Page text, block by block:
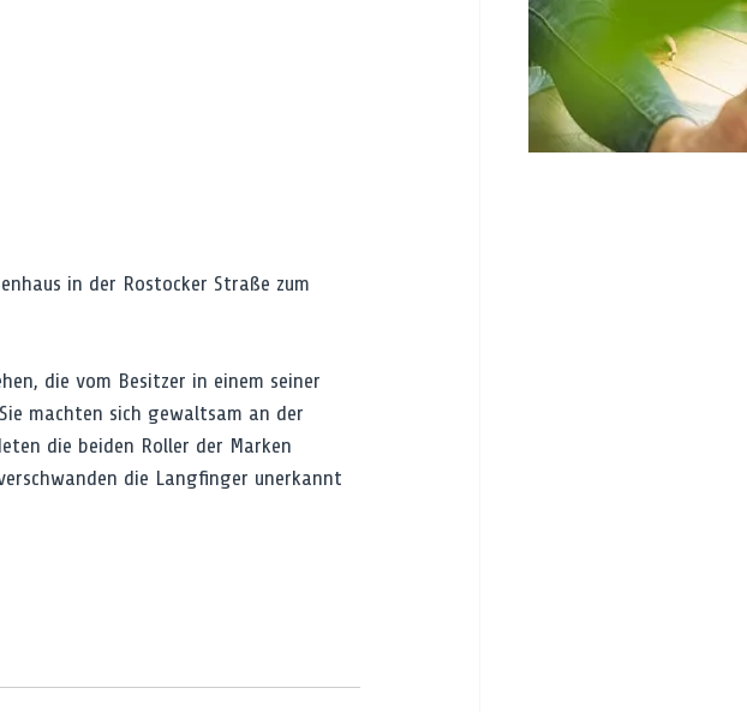
in der Rostocker Straße zum
die vom Besitzer in einem seiner
machten sich gewaltsam an der
die beiden Roller der Marken
die Langfinger unerkannt